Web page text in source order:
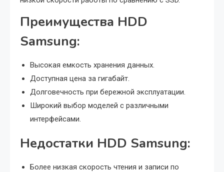
Преимущества HDD
Samsung:
Высокая емкость хранения данных.
Доступная цена за гигабайт.
Долговечность при бережной эксплуатации.
Широкий выбор моделей с различными
интерфейсами.
Недостатки HDD Samsung:
Более низкая скорость чтения и записи по